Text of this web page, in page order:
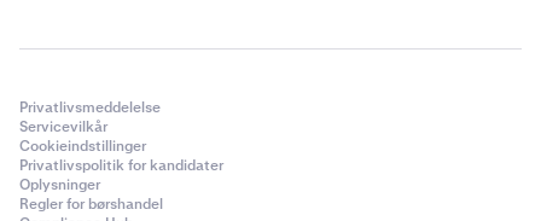
Privatlivsmeddelelse
Servicevilkår
Cookieindstillinger
Privatlivspolitik for kandidater
Oplysninger
Regler for børshandel